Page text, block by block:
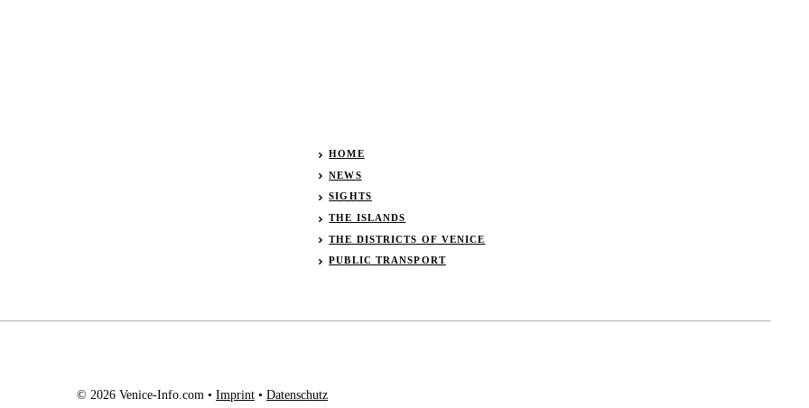
HOME
NEWS
SIGHTS
THE ISLANDS
THE DISTRICTS OF VENICE
PUBLIC TRANSPORT
© 2026 Venice-Info.com • Imprint • Datenschutz